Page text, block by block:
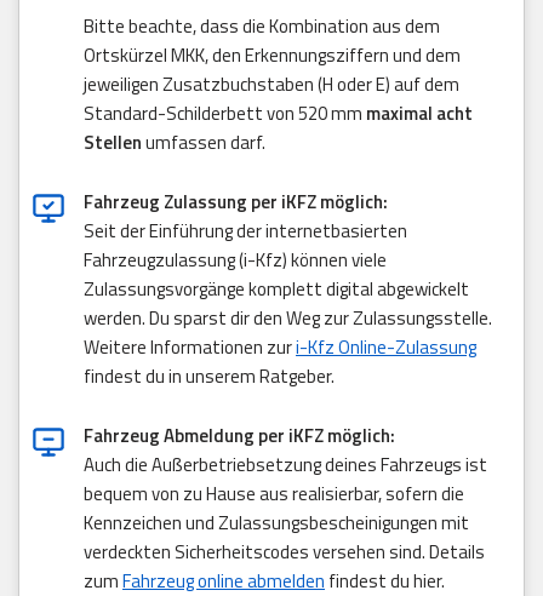
Bitte beachte, dass die Kombination aus dem
Ortskürzel MKK, den Erkennungsziffern und dem
jeweiligen Zusatzbuchstaben (H oder E) auf dem
Standard-Schilderbett von 520 mm maximal acht
Stellenumfassen darf.
Fahrzeug Zulassung per iKFZ möglich:
Seit der Einführung der internetbasierten
Fahrzeugzulassung (i-Kfz) können viele
Zulassungsvorgänge komplett digital abgewickelt
werden. Du sparst dir den Weg zur Zulassungsstelle.
Weitere Informationen zuri-Kfz Online-Zulassung
findest du in unserem Ratgeber.
Fahrzeug Abmeldung per iKFZ möglich:
Auch die Außerbetriebsetzung deines Fahrzeugs ist
bequem von zu Hause aus realisierbar, sofern die
Kennzeichen und Zulassungsbescheinigungen mit
verdeckten Sicherheitscodes versehen sind. Details
zumFahrzeug online abmelden findest du hier.